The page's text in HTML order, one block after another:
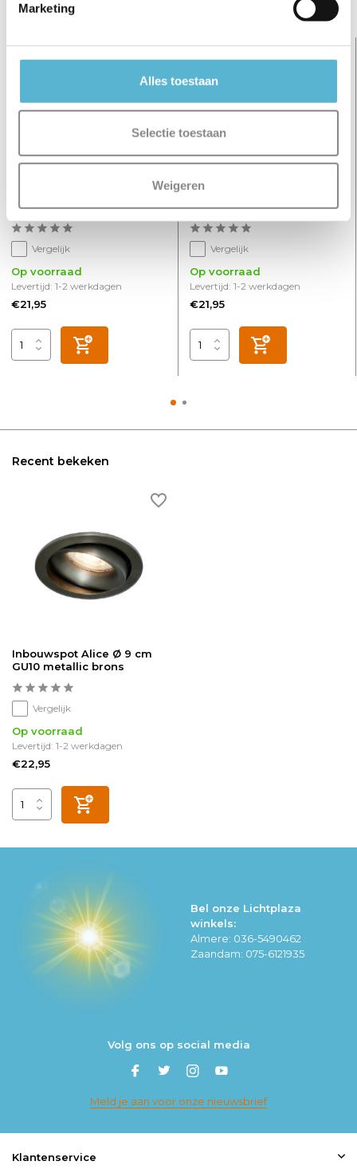
Marketing
Alles toestaan
Selectie toestaan
Weigeren
Gerelateerde artikelen:
Inbouwspot Alice vierkant
9 cm GU10 zwart
Vergelijk
Op voorraad
Levertijd: 1-2 werkdagen
€21,95
Inbouwspot Alice vierkant
9 cm GU10 wit
Vergelijk
Op voorraad
Levertijd: 1-2 werkdagen
€21,95
Recent bekeken
Inbouwspot Alice Ø 9 cm
GU10 metallic brons
Vergelijk
Op voorraad
Levertijd: 1-2 werkdagen
€22,95
Bel onze Lichtplaza
winkels:
Almere: 036-5490462
Zaandam: 075-6121935
Volg ons op social media
Meld je aan voor onze nieuwsbrief
Klantenservice